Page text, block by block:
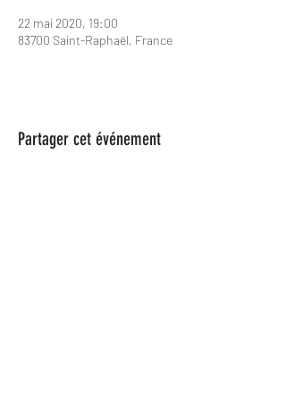
22 mai 2020, 19:00
83700 Saint-Raphaël, France
Partager cet événement